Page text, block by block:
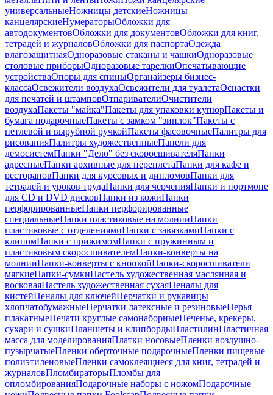
универсальныеНожницы детскиеНожницы
канцелярскиеНумераторыОбложки для
автодокументовОбложки для документовОбложки для книг,
тетрадей и журналовОбложки для паспортаОдежда
влагозащитнаяОдноразовые стаканы и чашкиОдноразовые
столовые приборыОдноразовые тарелкиОпечатывающие
устройстваОпоры для спиныОрганайзеры бизнес-
классаОсвежители воздухаОсвежители для туалетаОснастки
для печатей и штамповОтпаривателиОчистители
воздухаПакеты "майка"Пакеты для упаковки купюрПакеты и
бумага подарочныеПакеты с замком "зиплок"Пакеты с
петлевой и вырубной ручкойПакеты фасовочныеПалитры для
рисованияПалитры художественныеПанели для
демосистемПапки "Дело" без скоросшивателяПапки
адресныеПапки архивные для переплетаПапки для кафе и
ресторановПапки для курсовых и дипломовПапки для
тетрадей и уроков трудаПапки для черченияПапки и портмоне
для CD и DVD дисковПапки из кожиПапки
перфорированныеПапки перфорированные
специальныеПапки пластиковые на молнииПапки
пластиковые с отделениямиПапки с завязкамиПапки с
клипомПапки с прижимомПапки с пружинным и
пластиковым скоросшивателемПапки-конверты на
молнииПапки-конверты с кнопкойПапки-скоросшиватели
мягкиеПапки-сумкиПастель художественная маслянная и
восковаяПастель художественная сухаяПеналы для
кистейПеналы для ключейПерчатки и рукавицы
хлопчатобумажныеПерчатки латексные и резиновыеПерья
плакатныеПечати круглые самонаборныеПеченье, крекеры,
сухари и сушкиПланшеты и клипбордыПластилинПластичная
масса для моделированияПлатки носовыеПленки воздушно-
пузырчатыеПленки оберточные подарочныеПленки пищевые
полиэтиленовыеПленки самоклеящиеся для книг, тетрадей и
журналовПломбираторыПломбы для
опломбированияПодарочные наборы с ножомПодарочные